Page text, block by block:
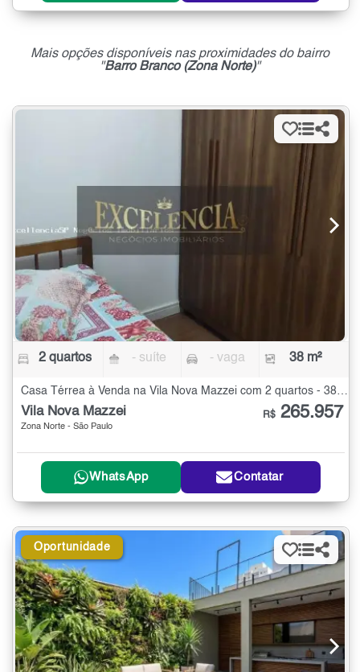
Mais opções disponíveis nas proximidades do bairro
"Barro Branco (Zona Norte)"
2 quartos - suíte - vaga 38 m²
Casa Térrea à Venda na Vila Nova Mazzei com 2 quartos - 38 m²
Vila Nova Mazzei
Zona Norte - São Paulo
R$ 265.957
WhatsApp Contatar
Oportunidade